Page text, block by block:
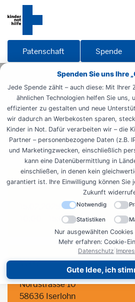
Spenden Sie uns Ihre
Jede Spende zählt – auch diese: Mit Ihrer
ähnlichen Technologien helfen Sie uns,
effizienter zu gestalten und neue
wir dadurch an Werbekosten sparen,
Kinder in Not. Dafür verarbeiten wir – die
Partner – personenbezogene Daten (z.B.
und Marketingzwecken, einschließlich
kann eine Datenübermittlung in
einschließen, in denen kein
garantiert ist. Ihre Einwilligung können
Zukunft
Notwendig
Statistiken
Nur ausgewählten
Mehr erfahren: Cookie-
Datenschutz
Gute Idee, ich
Patenschaft Spende
Startseite Engagieren Zeit
Geburtstag25
Förderkreises
Wann?
10:00 - 15:00 Uhr
Wo?
Nordstrasse 10
58636 Iserlohn